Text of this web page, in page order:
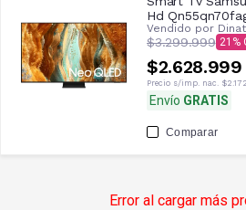
Hd
Vendido por
$3.299.999 21
$2.628.999
Precio s/imp. nac.
Envío GRATIS
Comparar
Error al cargar más